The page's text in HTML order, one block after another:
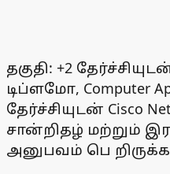
தகுதி: +2
டிப்ளமோ, Computer
தேர்ச்சியுடன் Cisco
சான்றிதழ் மற்றும்
அனுபவம் பெ